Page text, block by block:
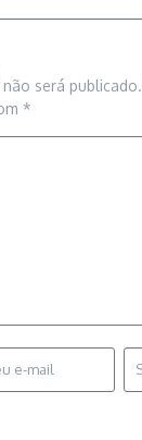
será publicado.
*